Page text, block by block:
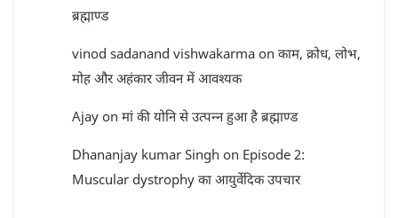
ब्रह्माण्ड
vinod sadanand vishwakarma on काम, क्रोध, लोभ,
मोह और अहंकार जीवन में आवश्यक
Ajay on मां की योनि से उत्पन्न हुआ है ब्रह्माण्ड
Dhananjay kumar Singh on Episode 2:
Muscular dystrophy का आयुर्वेदिक उपचार